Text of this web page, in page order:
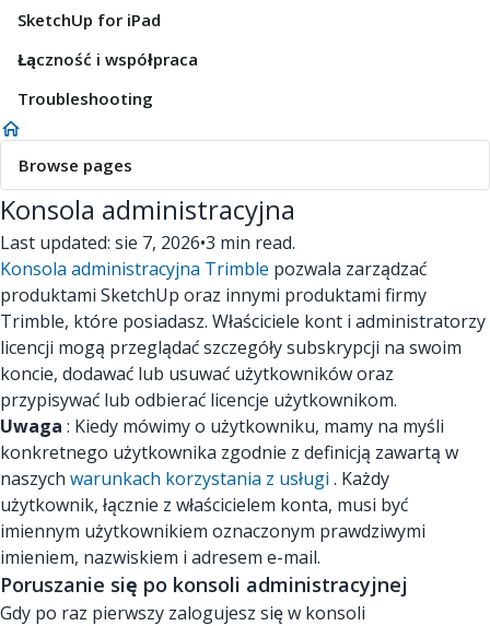
SketchUp for iPad
Łączność i współpraca
Troubleshooting
Browse pages
Konsola administracyjna
Last updated: sie 7, 2026•3 min read.
Konsola administracyjna Trimble pozwala zarządzać
produktami SketchUp oraz innymi produktami firmy
Trimble, które posiadasz. Właściciele kont i administratorzy
licencji mogą przeglądać szczegóły subskrypcji na swoim
koncie, dodawać lub usuwać użytkowników oraz
przypisywać lub odbierać licencje użytkownikom.
Uwaga : Kiedy mówimy o użytkowniku, mamy na myśli
konkretnego użytkownika zgodnie z definicją zawartą w
naszych warunkach korzystania z usługi . Każdy
użytkownik, łącznie z właścicielem konta, musi być
imiennym użytkownikiem oznaczonym prawdziwymi
imieniem, nazwiskiem i adresem e-mail.
Poruszanie się po konsoli administracyjnej
Gdy po raz pierwszy zalogujesz się w konsoli